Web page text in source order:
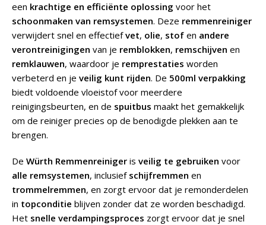
een krachtige en efficiënte oplossing voor het
schoonmaken van remsystemen. Deze remmenreiniger
verwijdert snel en effectiefvet, olie, stof en andere
verontreinigingen van je remblokken, remschijven en
remklauwen, waardoor je remprestaties worden
verbeterd en je veilig kunt rijden. De 500ml verpakking
biedt voldoende vloeistof voor meerdere
reinigingsbeurten, en de spuitbus maakt het gemakkelijk
om de reiniger precies op de benodigde plekken aan te
brengen.
De Würth Remmenreiniger is veilig te gebruiken voor
alle remsystemen, inclusief schijfremmen en
trommelremmen, en zorgt ervoor dat je remonderdelen
in topconditie blijven zonder dat ze worden beschadigd.
Het snelle verdampingsproces zorgt ervoor dat je snel